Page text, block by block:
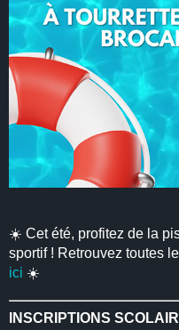
☀️ Cet été, profitez de la
sportif ! Retrouvez toutes
ici ☀️
INSCRIPTIONS